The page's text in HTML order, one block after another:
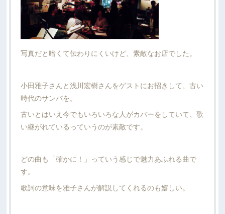
写真だと暗くて伝わりにくいけど、素敵なお店でした。
小田雅子さんと浅川宏樹さんをゲストにお招きして、古い
時代のサンバを。
古いとはいえ今でもいろいろな人がカバーをしていて、歌
い継がれているっていうのが素敵です。
どの曲も「確かに！」っていう感じで魅力あふれる曲で
す。
歌詞の意味を雅子さんが解説してくれるのも嬉しい。